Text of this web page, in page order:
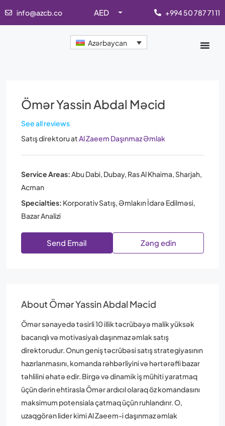
info@azcb.co AED +994 50 787 71 11
Azərbaycan
Ömər Yassin Abdal Məcid
See all reviews
Satış direktoruatAl Zaeem Daşınmaz Əmlak
Service Areas:Abu Dabi, Dubay, Ras Al Khaima, Sharjah,
Acman
Specialties: Korporativ Satış, Əmlakın İdarə Edilməsi,
Bazar Analizi
Send Email Zəng edin
About Ömər Yassin Abdal Məcid
Ömər sənayedə təsirli 10 illik təcrübəyə malik yüksək
bacarıqlı və motivasiyalı daşınmaz əmlak satış
direktorudur. Onun geniş təcrübəsi satış strategiyasının
hazırlanmasını, komanda rəhbərliyini və hərtərəfli bazar
təhlilini əhatə edir. Birgə və dinamik iş mühiti yaratmaq
üçün dərin ehtirasla Ömər ardıcıl olaraq öz komandasını
maksimum potensiala çatmaq üçün ruhlandırır. O,
uzaqgörən lider kimi Al Zaeem-i daşınmaz əmlak